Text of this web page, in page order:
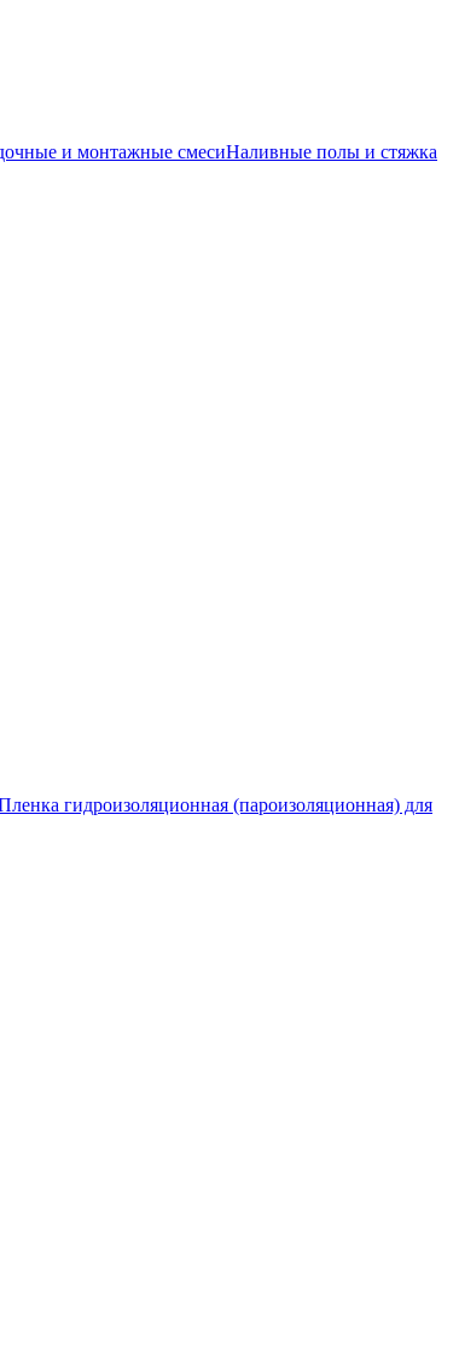
и монтажные смесиНаливные полы и стяжка
гидроизоляционная (пароизоляционная) для